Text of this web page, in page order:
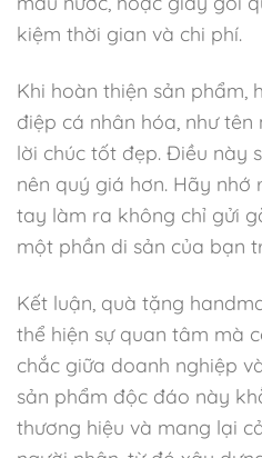
kiệm thời gian và chi phí.
Khi hoàn thiện sản phẩm,
điệp cá nhân hóa, như
lời chúc tốt đẹp. Điều này
nên quý giá hơn. Hãy nhớ
tay làm ra không chỉ gửi
một phần di sản của bạn
Kết luận, quà tặng
thể hiện sự quan tâm mà
chắc giữa doanh nghiệp
sản phẩm độc đáo này
thương hiệu và mang lại